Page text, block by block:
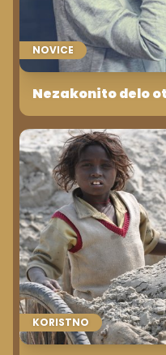
NOVICE
Nezakonito delo
KORISTNO